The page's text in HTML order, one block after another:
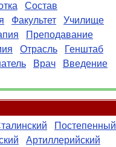
Состав
Факультет
Училище
Преподавание
Отрасль
Генштаб
Врач
Введение
Постепенный
Артиллерийский